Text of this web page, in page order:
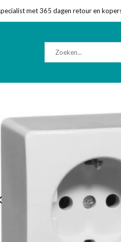
met 365 dagen retour en